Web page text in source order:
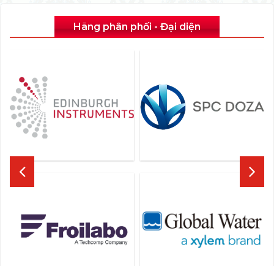
Hãng phân phối - Đại diện